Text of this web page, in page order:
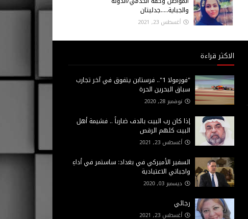
والجباية.....جدليتان
أغسطس 23, 2021
الاكثر قراءة
"فورمولا 1".. فرستابن يتفوق في آخر تجارب
سباق البحرين الحرة
نوفمبر 28, 2020
إذا كان رب البيت بالدف ضارباً .. فشيمة أهل
البيت كلهم الرقص
أغسطس 23, 2021
السفير الأميركي في بغداد: ساستمر في أداءِ
واجباتي الاعتيادية
ديسمبر 03, 2020
رجائي
أغسطس 23, 2021